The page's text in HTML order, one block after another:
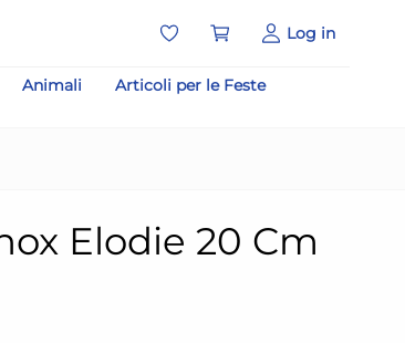
Log in
Animali
Articoli per le Feste
Elodie 20 Cm